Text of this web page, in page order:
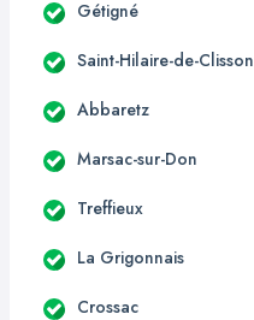
Gétigné
Saint-Hilaire-de-Clisson
Abbaretz
Marsac-sur-Don
Treffieux
La Grigonnais
Crossac